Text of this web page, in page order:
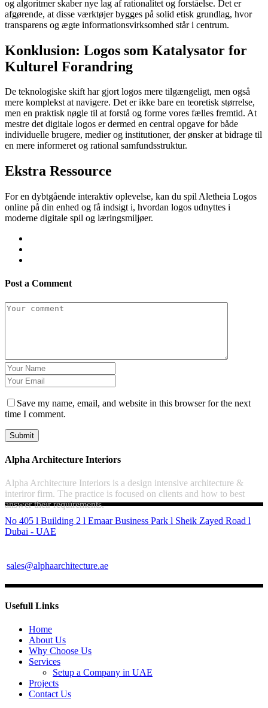
og algoritmer skaber nye lag af rationalitet og forståelse. Det er
afgørende, at disse værktøjer bygges på solid etisk grundlag, hvor
transparens og ægte informationsvirksomhed står i centrum.
Konklusion: Logos som Katalysator for
Kulturel Forandring
De teknologiske skift har gjort logos mere tilgængeligt, men også
mere komplekst at navigere. Det er ikke bare en teoretisk størrelse,
men en praktisk nøgle til at forstå og forme vores fælles fremtid. At
mestre det digitale logos er dermed en central opgave for både
individuelle brugere, medier og institutioner, der ønsker at bidrage til
en mere informeret og rational samfundsstruktur.
Ekstra Ressource
For en dybtgående interaktiv oplevelse, kan du spil Aletheia Logos
online på din enhed og få indsigt i, hvordan logos udnyttes i
moderne digitale spil og læringsmiljøer.
Post a Comment
Save my name, email, and website in this browser for the next
time I comment.
Submit
Alpha Architecture Interiors
Alpha Architecture Interiors is a design intensive architecture &
interiror firm. The practice is focused on clients and how to best
answer their requirements.
No 405 l Building 2 l Emaar Business Park l Sheik Zayed Road l
Dubai - UAE
sales@alphaarchitecture.ae
Usefull Links
Home
About Us
Why Choose Us
Services
Setup a Company in UAE
Projects
Contact Us